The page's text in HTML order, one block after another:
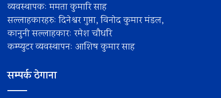
व्यवस्थापक: ममता कुमारि साह
सल्लाहकारहरु: दिनेश्वर गुप्ता, विनोद कुमार मंडल,
कानुनी सल्लाहकार: रमेश चाैधरि
कम्प्युटर व्यवस्थापन: आशिष कुमार साह
सम्पर्क ठेगाना